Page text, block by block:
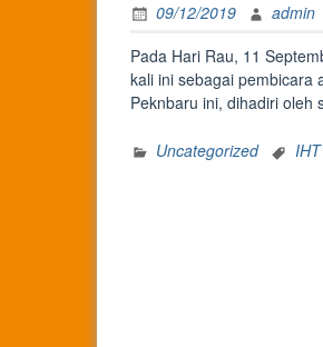
09/12/2019 admin
Pada Hari Rau, 11
kali ini sebagai pembicara
Peknbaru ini, dihadiri
Uncategorized